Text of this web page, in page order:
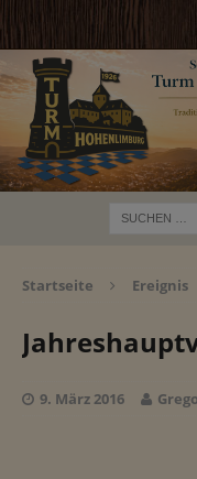
Startseite Ereignis
9. März 2016